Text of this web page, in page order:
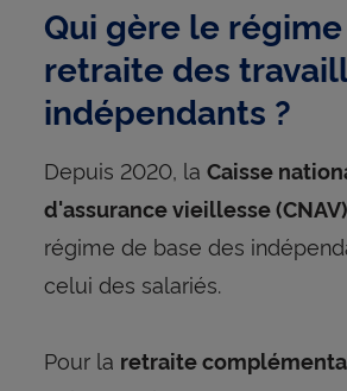
Qui gère le
retraite des
indépendants ?
Depuis 2020, la Caisse
d'assurance vieillesse (CNAV)
régime de base des
celui des salariés.
Pour la retraite